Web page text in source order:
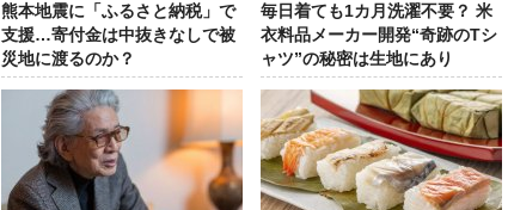
熊本地震に「ふるさと納税」で
支援…寄付金は中抜きなしで被
災地に渡るのか？
毎日着ても1カ月洗濯不要？ 米
衣料品メーカー開発“奇跡のTシ
ャツ”の秘密は生地にあり